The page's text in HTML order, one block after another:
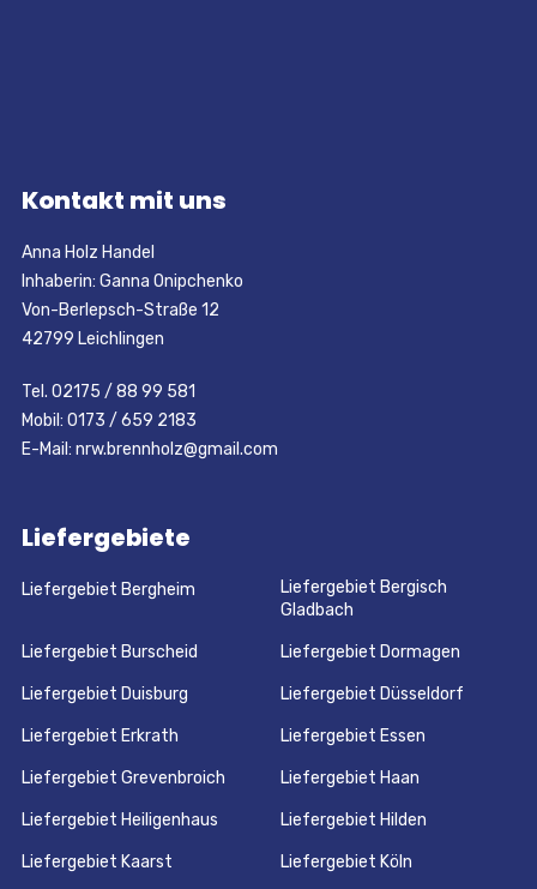
Kontakt mit uns
Anna Holz Handel
Inhaberin: Ganna Onipchenko
Von-Berlepsch-Straße 12
42799 Leichlingen
Tel. 02175 / 88 99 581
Mobil: 0173 / 659 2183
E-Mail: nrw.brennholz@gmail.com
Liefergebiete
Liefergebiet Bergheim
Liefergebiet Bergisch
Gladbach
Liefergebiet Burscheid Liefergebiet Dormagen
Liefergebiet Duisburg Liefergebiet Düsseldorf
Liefergebiet Erkrath Liefergebiet Essen
Liefergebiet Grevenbroich Liefergebiet Haan
Liefergebiet Heiligenhaus Liefergebiet Hilden
Liefergebiet Kaarst Liefergebiet Köln